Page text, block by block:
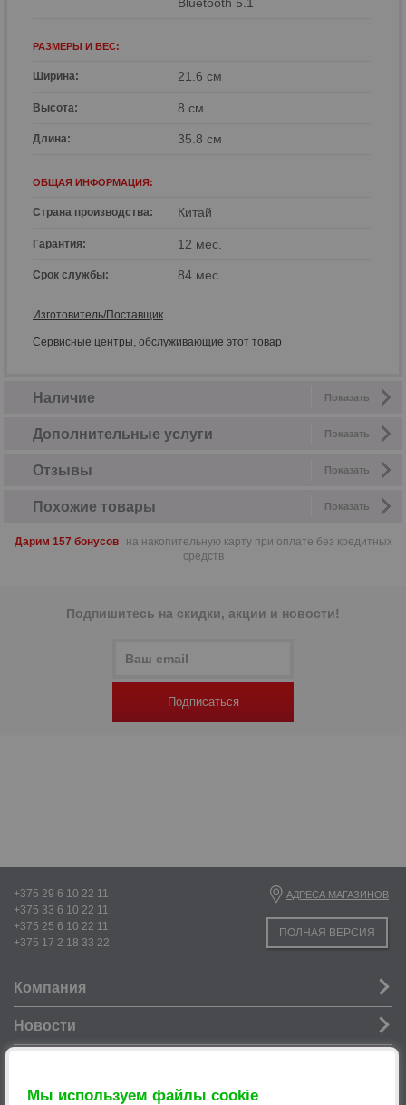
РАЗМЕРЫ И ВЕС:
Ширина: 21.6 см
Высота: 8 см
Длина: 35.8 см
ОБЩАЯ ИНФОРМАЦИЯ:
Страна производства: Китай
Гарантия: 12 мес.
Срок службы: 84 мес.
Изготовитель/Поставщик
Сервисные центры, обслуживающие этот товар
Показать
Наличие
Показать
Дополнительные услуги
Показать
Отзывы
Показать
Похожие товары
Дарим 157 бонусов
на накопительную карту при оплате без кредитных
средств
Подпишитесь на скидки, акции и новости!
Подписаться
Мы используем файлы cookie
+375 29 6 10 22 11
+375 33 6 10 22 11
+375 25 6 10 22 11
+375 17 2 18 33 22
АДРЕСА МАГАЗИНОВ
ПОЛНАЯ ВЕРСИЯ
Компания
Новости
Информация